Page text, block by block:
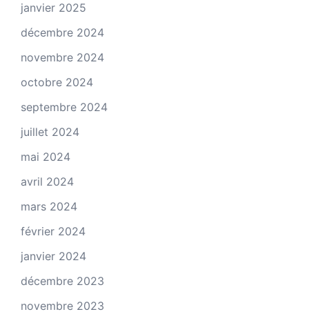
janvier 2025
décembre 2024
novembre 2024
octobre 2024
septembre 2024
juillet 2024
mai 2024
avril 2024
mars 2024
février 2024
janvier 2024
décembre 2023
novembre 2023